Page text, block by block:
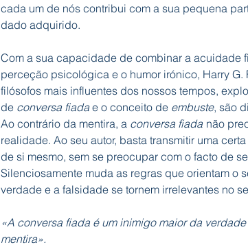
cada um de nós contribui com a sua pequena
dado adquirido.
Com a sua capacidade de combinar a acuidade
perceção psicológica e o humor irónico, Harry G.
filósofos mais influentes dos nossos tempos,
de conversa fiada e o conceito de embuste, são
Ao contrário da mentira, a conversa fiada não
realidade. Ao seu autor, basta transmitir uma
de si mesmo, sem se preocupar com o facto de
Silenciosamente muda as regras que orientam o
verdade e a falsidade se tornem irrelevantes no
«A conversa fiada é um inimigo maior da
mentira».